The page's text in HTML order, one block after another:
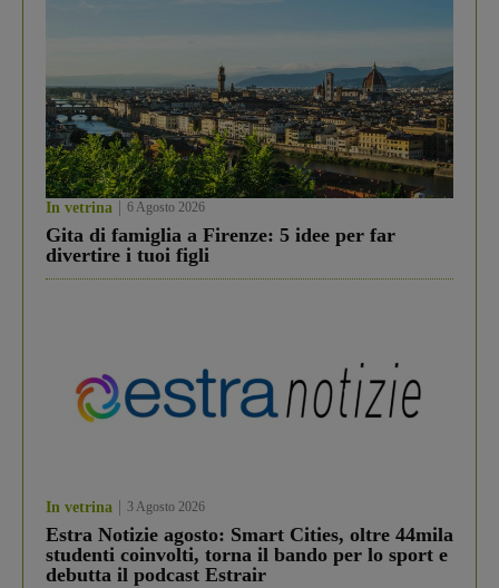
In vetrina 6 Agosto 2026
Gita di famiglia a Firenze: 5 idee per far
divertire i tuoi figli
In vetrina 3 Agosto 2026
Estra Notizie agosto: Smart Cities, oltre 44mila
studenti coinvolti, torna il bando per lo sport e
debutta il podcast Estrair